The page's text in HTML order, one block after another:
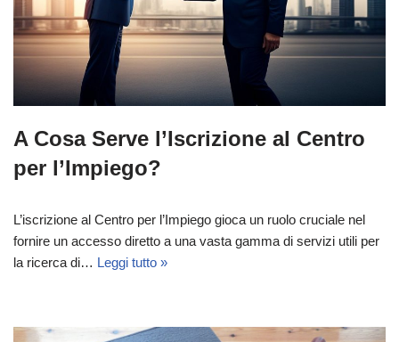
A Cosa Serve l’Iscrizione al Centro
per l’Impiego?
L’iscrizione al Centro per l’Impiego gioca un ruolo cruciale nel
fornire un accesso diretto a una vasta gamma di servizi utili per
la ricerca di… Leggi tutto »